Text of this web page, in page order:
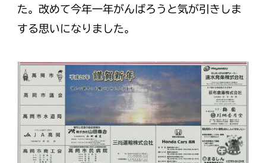
た。改めて今年一年がんばろうと気が引きしま
する思いになりました。